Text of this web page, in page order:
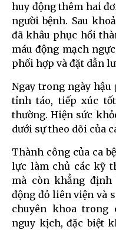
huy động thêm hai
người bệnh. Sau
đã khâu phục hồi
máu động mạch
phối hợp và đặt dẫn
Ngay trong ngày hậu
tỉnh táo, tiếp xúc
thường. Hiện sức
dưới sự theo dõi của
Thành công của ca
lực làm chủ các kỹ
mà còn khẳng định
động đỏ liên viện và
chuyên khoa trong
nguy kịch, đặc biệt